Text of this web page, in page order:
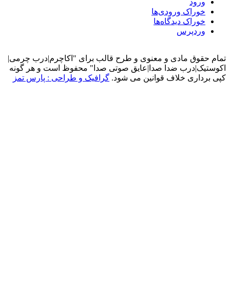
ورودی‌ها
دیدگاه‌ها
مادی و معنوی و طرح قالب برای "اکاچرم|درب چرمی|
ضدا صدا|عایق صوتی صدا" محفوظ است و هر گونه
خلاف قوانین می شود. گرافیک و طراحی : پارس تمز